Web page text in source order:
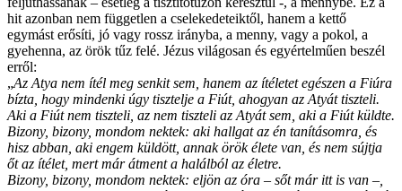
hit azonban nem független a cselekedeteiktől, hanem a kettő
egymást erősíti, jó vagy rossz irányba, a menny, vagy a pokol, a
gyehenna, az örök tűz felé. Jézus világosan és egyértelműen beszél
erről:
„Az Atya nem ítél meg senkit sem, hanem az ítéletet egészen a Fiúra
bízta, hogy mindenki úgy tisztelje a Fiút, ahogyan az Atyát tiszteli.
Aki a Fiút nem tiszteli, az nem tiszteli az Atyát sem, aki a Fiút küldte.
Bizony, bizony, mondom nektek: aki hallgat az én tanításomra, és
hisz abban, aki engem küldött, annak örök élete van, és nem sújtja
őt az ítélet, mert már átment a halálból az életre.
Bizony, bizony, mondom nektek: eljön az óra – sőt már itt is van –,